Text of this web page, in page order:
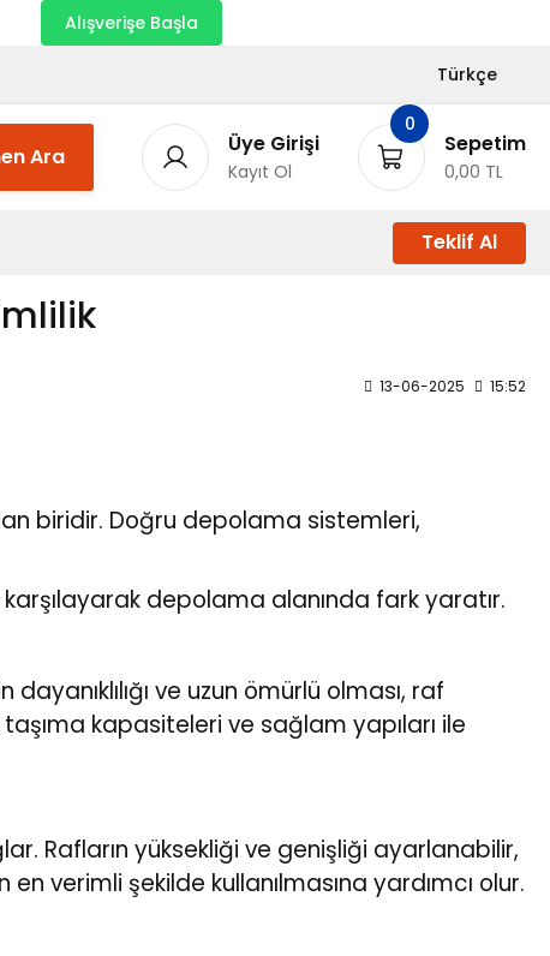
Alışverişe Başla
Türkçe
Ara Üye Girişi
Kayıt Ol
0
Sepetim
0,00 TL
Teklif Al
13-06-2025 15:52
biridir. Doğru depolama sistemleri,
depolama alanında fark yaratır.
ve uzun ömürlü olması, raf
taşıma kapasiteleri ve sağlam yapıları ile
Rafların yüksekliği ve genişliği ayarlanabilir,
verimli şekilde kullanılmasına yardımcı olur.